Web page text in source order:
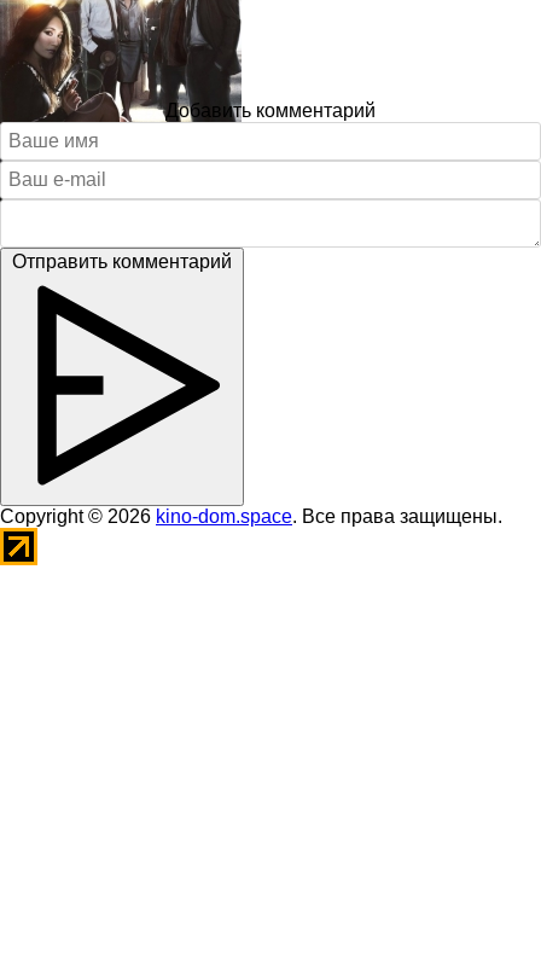
Добавить комментарий
Отправить комментарий
Copyright © 2026 kino-dom.space. Все права защищены.